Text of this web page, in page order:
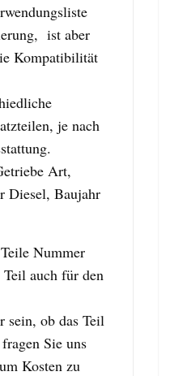
ist aber
Kompatibilität
je nach
Art,
Diesel, Baujahr
Nummer
auch für den
sein, ob das Teil
Sie uns
Kosten zu